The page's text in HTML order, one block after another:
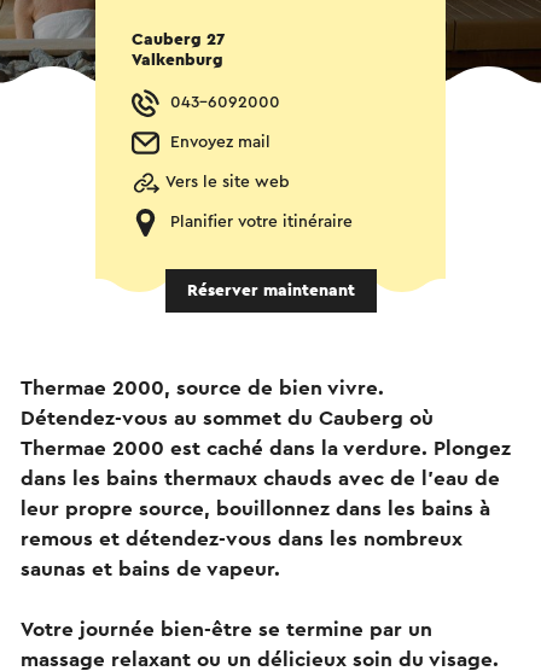
Cauberg 27
Valkenburg
043-6092000
Envoyez mail
Vers le site web
Planifier votre itinéraire
Réserver maintenant
Thermae 2000, source de bien vivre.
Détendez-vous au sommet du Cauberg où
Thermae 2000 est caché dans la verdure. Plongez
dans les bains thermaux chauds avec de l'eau de
leur propre source, bouillonnez dans les bains à
remous et détendez-vous dans les nombreux
saunas et bains de vapeur.
Votre journée bien-être se termine par un
massage relaxant ou un délicieux soin du visage.